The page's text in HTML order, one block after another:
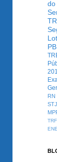
PB
RN
STJ
TRF